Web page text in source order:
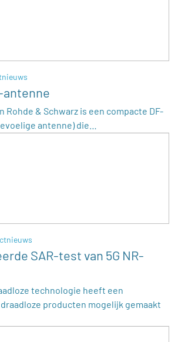
antenne
Rohde & Schwarz is een compacte DF-
antenne) die…
SAR-test van 5G NR-
technologie heeft een
producten mogelijk gemaakt